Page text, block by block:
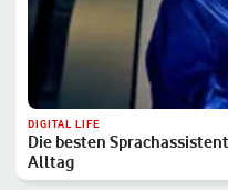
DIGITAL LIFE
Die besten
Alltag